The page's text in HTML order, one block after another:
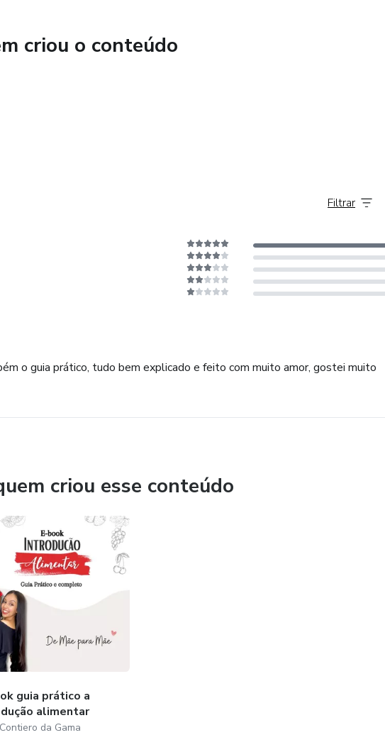
criou o conteúdo
Filtrar
o guia prático, tudo bem explicado e feito com muito amor, gostei muito
criou esse conteúdo
guia prático a
alimentar
da Gama